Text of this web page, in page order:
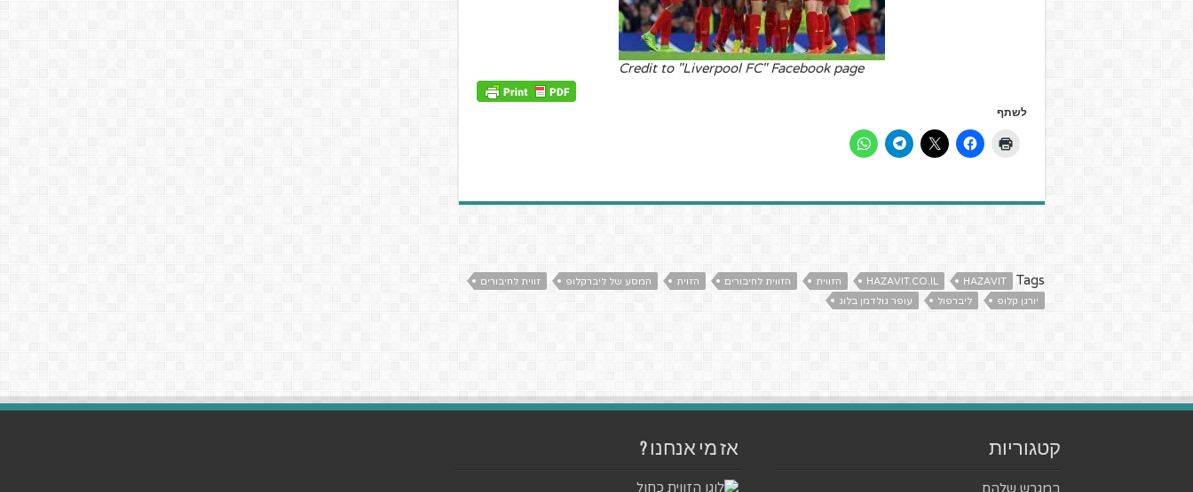
Credit to "Liverpool FC" Facebook page
לשתף
Tags
HAZAVIT
HAZAVIT.CO.IL הזווית הזווית לחיבורים הזוית המסע של ליברקלופ
זווית לחיבורים
יורגן קלופ
ליברפול עופר גולדמן בלוג
קטגוריות אז מי אנחנו ?